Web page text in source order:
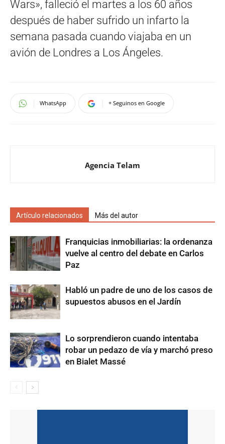
Wars», falleció el martes a los 60 años
después de haber sufrido un infarto la
semana pasada cuando viajaba en un
avión de Londres a Los Ángeles.
WhatsApp + Seguinos en Google
Agencia Telam
Artículo relacionados Más del autor
Franquicias inmobiliarias: la ordenanza
vuelve al centro del debate en Carlos
Paz
Habló un padre de uno de los casos de
supuestos abusos en el Jardín
Lo sorprendieron cuando intentaba
robar un pedazo de vía y marchó preso
en Bialet Massé